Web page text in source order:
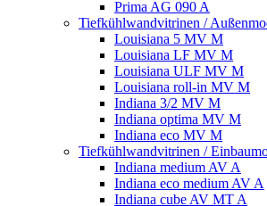
Prima AG 090 A
Tiefkühlwandvitrinen /
Louisiana 5 MV M
Louisiana LF MV M
Louisiana ULF MV M
Louisiana roll-in MV M
Indiana 3/2 MV M
Indiana optima MV M
Indiana eco MV M
Tiefkühlwandvitrinen /
Indiana medium AV A
Indiana eco medium AV A
Indiana cube AV MT A